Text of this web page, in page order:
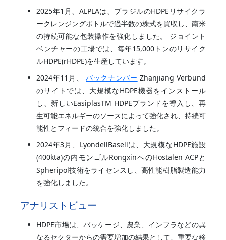
2025年1月、ALPLAは、ブラジルのHDPEリサイクラ
ークレンジングボトルで過半数の株式を買収し、南米
の持続可能な包装操作を強化しました。 ジョイント
ベンチャーの工場では、毎年15,000トンのリサイク
ルHDPE(rHDPE)を生産しています。
2024年11月、 バックナンバー Zhanjiang Verbund
のサイトでは、大規模なHDPE機器をインストール
し、新しいEasiplasTM HDPEブランドを導入し、再
生可能エネルギーのソースによって強化され、持続可
能性とフィードの統合を強化しました。
2024年3月、LyondellBasellは、大規模なHDPE施設
(400kta)の内モンゴルRongxinへのHostalen ACPと
Spheripol技術をライセンスし、高性能樹脂製造能力
を強化しました。
アナリストビュー
HDPE市場は、パッケージ、農業、インフラなどの異
なるセクターからの需要増加の結果として、重要な移